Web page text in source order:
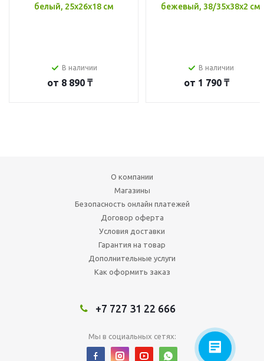
белый, 25x26x18 см
В наличии
от 8 890 ₸
бежевый, 38/35x38x2 см
В наличии
от 1 790 ₸
О компании
Магазины
Безопасность онлайн платежей
Договор оферта
Условия доставки
Гарантия на товар
Дополнительные услуги
Как оформить заказ
+7 727 31 22 666
Мы в социальных сетях: